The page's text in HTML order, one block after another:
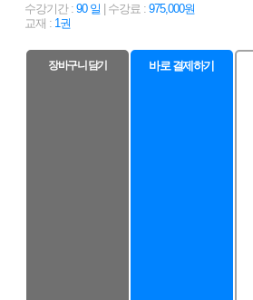
수강기간 : 90 일 | 수강료 : 975,000원
교재 : 1권
장바구니 담기 바로 결제하기